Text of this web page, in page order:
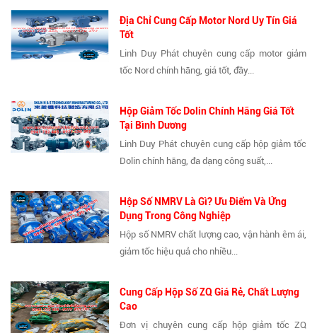
Địa Chỉ Cung Cấp Motor Nord Uy Tín Giá
Tốt
Linh Duy Phát chuyên cung cấp motor giảm
tốc Nord chính hãng, giá tốt, đầy...
Hộp Giảm Tốc Dolin Chính Hãng Giá Tốt
Tại Bình Dương
Linh Duy Phát chuyên cung cấp hộp giảm tốc
Dolin chính hãng, đa dạng công suất,...
Hộp Số NMRV Là Gì? Ưu Điểm Và Ứng
Dụng Trong Công Nghiệp
Hộp số NMRV chất lượng cao, vận hành êm ái,
giảm tốc hiệu quả cho nhiều...
Cung Cấp Hộp Số ZQ Giá Rẻ, Chất Lượng
Cao
Đơn vị chuyên cung cấp hộp giảm tốc ZQ